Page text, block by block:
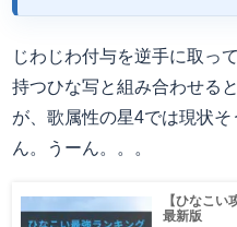
じわじわ付与を逆手に取っ
持つひな写と組み合わせる
が、歌属性の星4では現状
ん。うーん。。。
【ひなこ
最新版